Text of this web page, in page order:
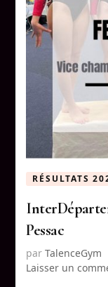
RÉSULTATS
Pessac
parTalenceGym
Laisser un